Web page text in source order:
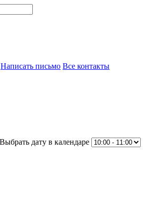
Написать письмо Все контакты